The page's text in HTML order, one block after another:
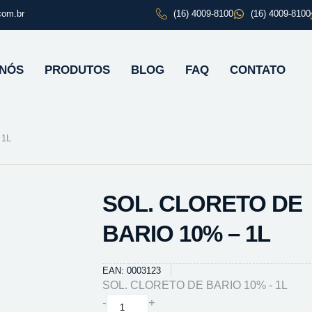
(16) 4009-8100 (16) 4009-8100
PRODUTOS BLOG FAQ CONTATO
SOL. CLORETO DE
BARIO 10% – 1L
EAN: 0003123
SOL. CLORETO DE BARIO 10% - 1L
-
SOL.
+